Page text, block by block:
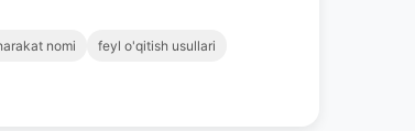
nomi
feyl o'qitish usullari